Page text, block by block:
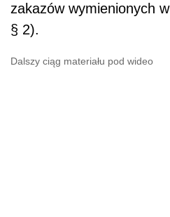
zakazów wymienionych
§ 2).
Dalszy ciąg materiału pod wideo